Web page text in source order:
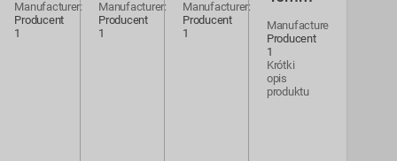
Manufacturer:
Producent
1
Manufacturer:
Producent
1
Manufacturer:
Producent
1
Manufacturer:
Producent
1
Krótki
opis
produktu